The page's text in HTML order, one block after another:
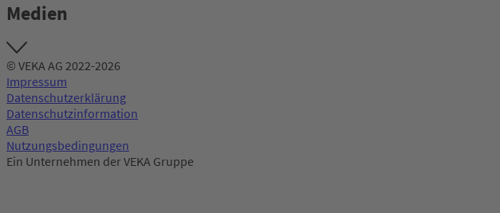
Medien
© VEKA AG 2022-2026
Impressum
Datenschutzerklärung
Datenschutzinformation
AGB
Nutzungsbedingungen
Ein Unternehmen der VEKA Gruppe